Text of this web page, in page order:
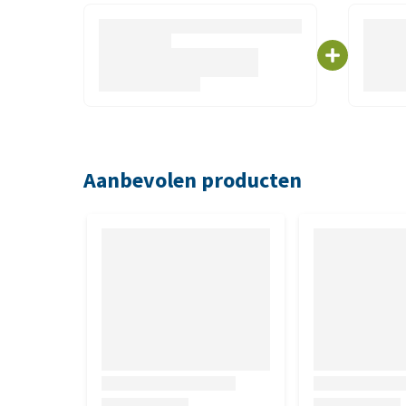
Aanbevolen producten